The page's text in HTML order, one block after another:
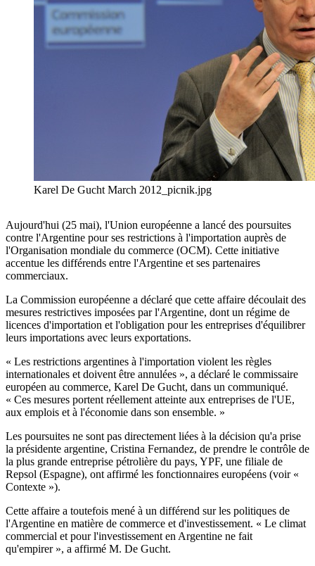
Karel De Gucht March 2012_picnik.jpg
Aujourd'hui (25 mai), l'Union européenne a lancé des poursuites
contre l'Argentine pour ses restrictions à l'importation auprès de
l'Organisation mondiale du commerce (OCM). Cette initiative
accentue les différends entre l'Argentine et ses partenaires
commerciaux.
La Commission européenne a déclaré que cette affaire découlait des
mesures restrictives imposées par l'Argentine, dont un régime de
licences d'importation et l'obligation pour les entreprises d'équilibrer
leurs importations avec leurs exportations.
« Les restrictions argentines à l'importation violent les règles
internationales et doivent être annulées », a déclaré le commissaire
européen au commerce, Karel De Gucht, dans un communiqué.
« Ces mesures portent réellement atteinte aux entreprises de l'UE,
aux emplois et à l'économie dans son ensemble. »
Les poursuites ne sont pas directement liées à la décision qu'a prise
la présidente argentine, Cristina Fernandez, de prendre le contrôle de
la plus grande entreprise pétrolière du pays, YPF, une filiale de
Repsol (Espagne), ont affirmé les fonctionnaires européens (voir «
Contexte »).
Cette affaire a toutefois mené à un différend sur les politiques de
l'Argentine en matière de commerce et d'investissement. « Le climat
commercial et pour l'investissement en Argentine ne fait
qu'empirer », a affirmé M. De Gucht.